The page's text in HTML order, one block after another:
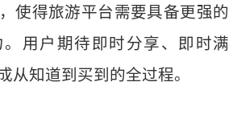
使得旅游平台需要具备更强的
用户期待即时分享、即时满
从知道到买到的全过程。